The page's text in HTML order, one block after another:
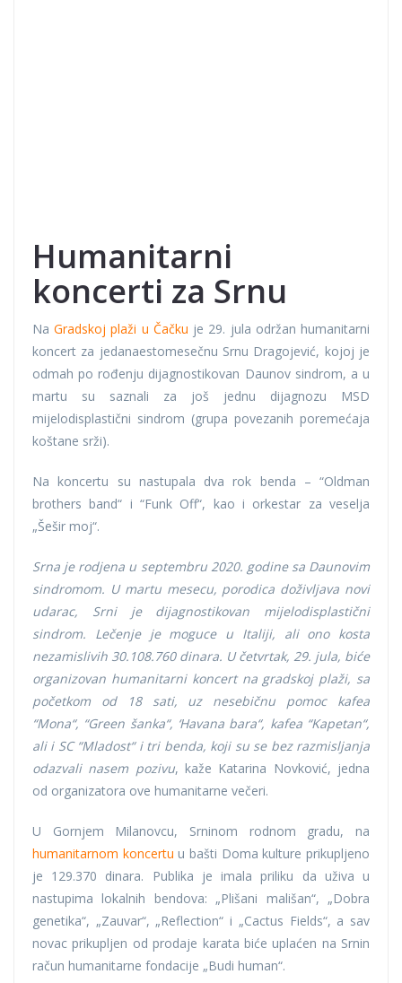
Humanitarni
koncerti za Srnu
NaGradskoj plaži u Čačku je 29. jula održan humanitarni
koncert za jedanaestomesečnu Srnu Dragojević, kojoj je
odmah po rođenju dijagnostikovan Daunov sindrom, a u
martu su saznali za još jednu dijagnozu MSD
mijelodisplastični sindrom (grupa povezanih poremećaja
koštane srži).
Na koncertu su nastupala dva rok benda – “Oldman
brothers band“ i “Funk Off“, kao i orkestar za veselja
„Šešir moj“.
Srna je rodjena u septembru 2020. godine sa Daunovim
sindromom. U martu mesecu, porodica doživljava novi
udarac, Srni je dijagnostikovan mijelodisplastični
sindrom. Lečenje je moguce u Italiji, ali ono kosta
nezamislivih 30.108.760 dinara. U četvrtak, 29. jula, biće
organizovan humanitarni koncert na gradskoj plaži, sa
početkom od 18 sati, uz nesebičnu pomoc kafea
“Mona“, “Green šanka“, ‘Havana bara“, kafea “Kapetan“,
ali i SC “Mladost“ i tri benda, koji su se bez razmisljanja
odazvali nasem pozivu, kaže Katarina Novković, jedna
od organizatora ove humanitarne večeri.
U Gornjem Milanovcu, Srninom rodnom gradu, na
humanitarnom koncertu u bašti Doma kulture prikupljeno
je 129.370 dinara. Publika je imala priliku da uživa u
nastupima lokalnih bendova: „Plišani mališan“, „Dobra
genetika“, „Zauvar“, „Reflection“ i „Cactus Fields“, a sav
novac prikupljen od prodaje karata biće uplaćen na Srnin
račun humanitarne fondacije „Budi human“.